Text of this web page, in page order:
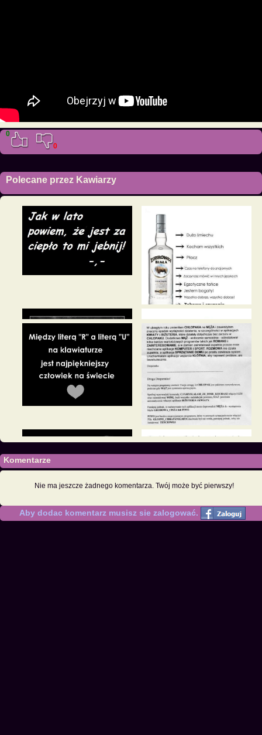
0
0
Polecane przez Kawiarzy
Komentarze
Nie ma jeszcze żadnego komentarza. Twój może być pierwszy!
Aby dodac komentarz musisz sie zalogować.